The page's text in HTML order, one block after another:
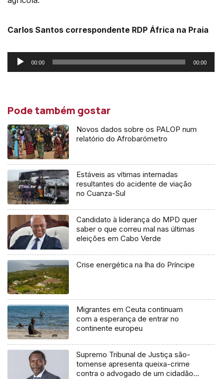
Carlos Santos correspondente RDP África na Praia
Reprodutor
de
00:00 00:00
Pode também gostar
Novos dados sobre os PALOP num
relatório do Afrobarómetro
Estáveis as vítimas internadas
resultantes do acidente de viação
no Cuanza-Sul
Candidato à liderança do MPD quer
saber o que correu mal nas últimas
eleições em Cabo Verde
Crise energética na lha do Príncipe
Migrantes em Ceuta continuam
com a esperança de entrar no
continente europeu
Supremo Tribunal de Justiça são-
tomense apresenta queixa-crime
contra o advogado de um cidadão